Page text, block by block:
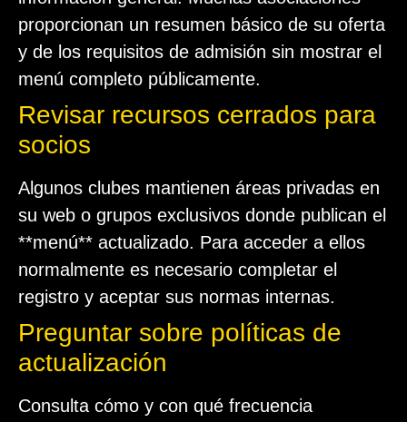
proporcionan un resumen básico de su oferta
y de los requisitos de admisión sin mostrar el
menú completo públicamente.
Revisar recursos cerrados para
socios
Algunos clubes mantienen áreas privadas en
su web o grupos exclusivos donde publican el
**menú** actualizado. Para acceder a ellos
normalmente es necesario completar el
registro y aceptar sus normas internas.
Preguntar sobre políticas de
actualización
Consulta cómo y con qué frecuencia